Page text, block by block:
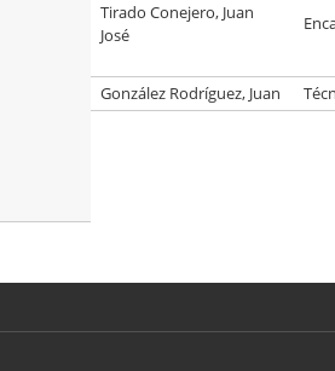
Tirado Conejero, Juan
José
González Rodríguez, Juan